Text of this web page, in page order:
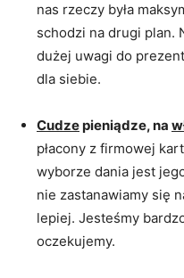
nas rzeczy była
schodzi na drugi plan.
dużej uwagi do
dla siebie.
Cudzepieniądze, na
płacony z firmowej
wyborze dania jest
nie zastanawiamy się
lepiej. Jesteśmy
oczekujemy.